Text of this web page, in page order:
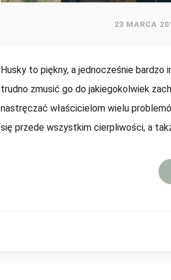
23 MARCA
Husky to piękny, a jednocześnie
trudno zmusić go do jakiegokolwiek
nastręczać właścicielom wielu
się przede wszystkim cierpliwości, a